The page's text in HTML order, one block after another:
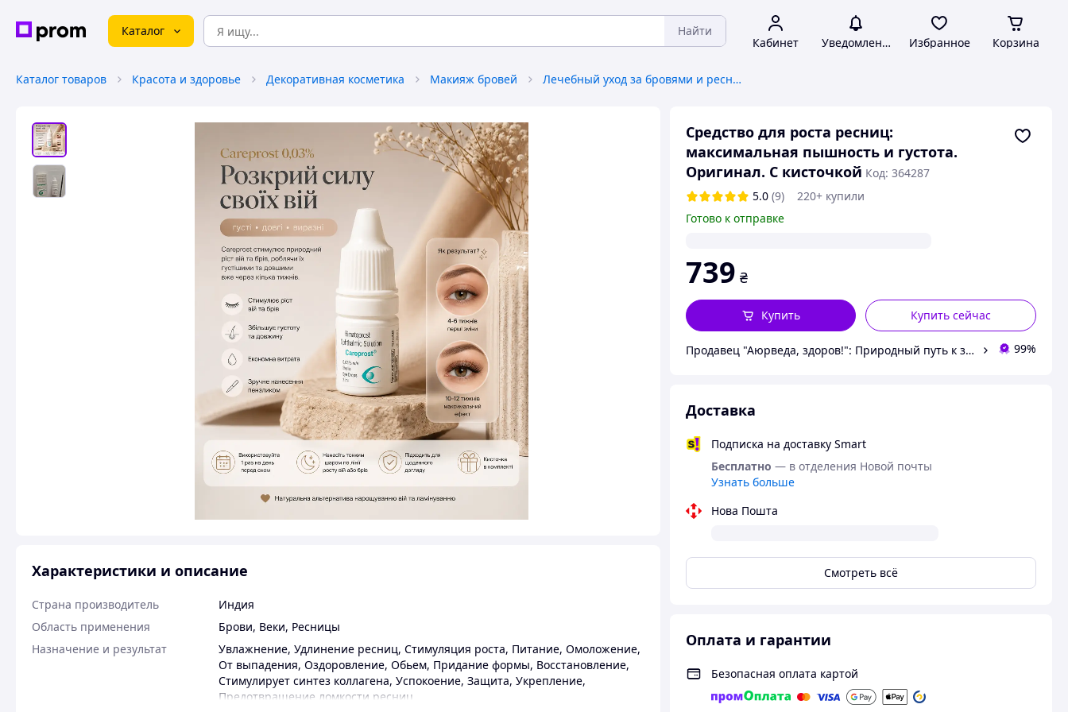
Каталог Найти
Кабинет Уведомления Избранное Корзина
Каталог товаров Красота и здоровье Декоративная косметика Макияж бровей Лечебный уход за бровями и ресницами
Средство для роста ресниц:
максимальная пышность и густота.
Оригинал. С кисточкой Код: 364287
5.0 (9)
220+ купили
Готово к отправке
739 ₴
Купить сейчас
Купить
Продавец "Аюрведа, здоров!": Природный путь к здоровью и красоте! 99%
Доставка
Подписка на доставку Smart
Бесплатно — в отделения Новой почты
Узнать больше
Нова Пошта
Смотреть всё
Оплата и гарантии
Безопасная оплата картой
Характеристики и описание
Страна производитель
Индия
Область применения
Брови, Веки, Ресницы
Назначение и результат
Увлажнение, Удлинение ресниц, Стимуляция роста, Питание, Омоложение,
От выпадения, Оздоровление, Обьем, Придание формы, Восстановление,
Стимулирует синтез коллагена, Успокоение, Защита, Укрепление,
Предотвращение ломкости ресниц